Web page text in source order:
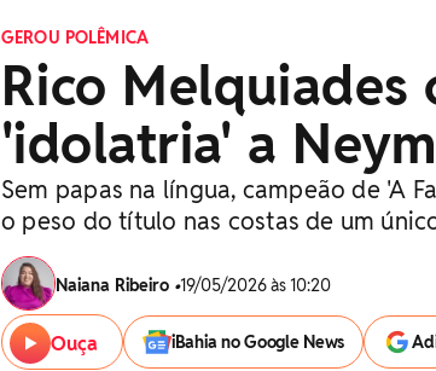
GEROU POLÊMICA
Rico
'idolatria' a
Sem papas na língua, campeão de 'A
o peso do título nas costas de um
Naiana Ribeiro •19/05/2026 às 10:20
Ouça iBahia no Google News